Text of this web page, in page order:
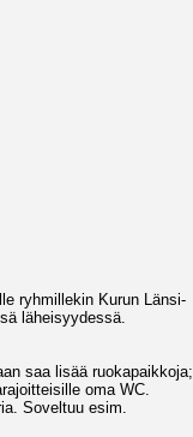
ryhmillekin Kurun Länsi-
läheisyydessä.
saa lisää ruokapaikkoja;
oma WC.
Soveltuu esim.